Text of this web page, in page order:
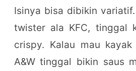
Isinya bisa dibikin
twister ala KFC, tinggal
crispy. Kalau mau
A&W tinggal bikin saus